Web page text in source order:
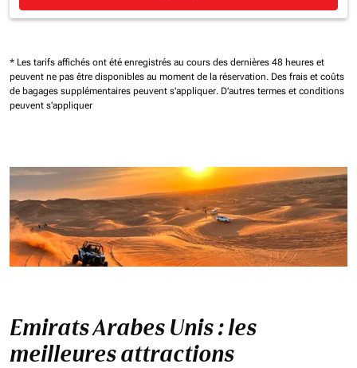
* Les tarifs affichés ont été enregistrés au cours des dernières 48 heures et
peuvent ne pas être disponibles au moment de la réservation. Des frais et coûts
de bagages supplémentaires peuvent s'appliquer. D'autres termes et conditions
peuvent s'appliquer
Emirats Arabes Unis : les
meilleures attractions